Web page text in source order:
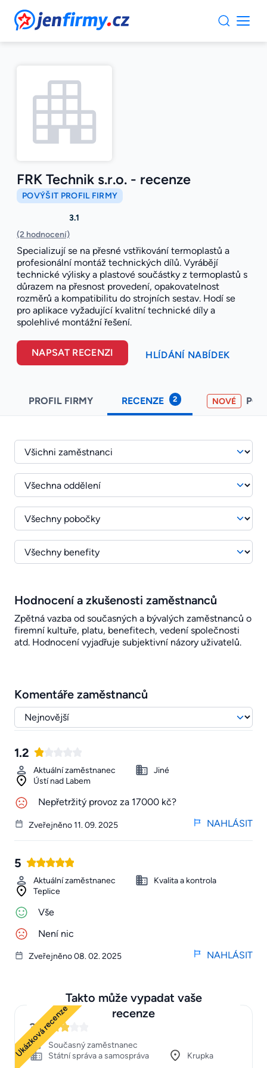
JenFirmy.cz
FRK Technik s.r.o. - recenze
POVÝŠIT PROFIL FIRMY
3.1
(2 hodnocení)
Specializují se na přesné vstřikování termoplastů a
profesionální montáž technických dílů. Vyrábějí
technické výlisky a plastové součástky z termoplastů s
důrazem na přesnost provedení, opakovatelnost
rozměrů a kompatibilitu do strojních sestav. Hodí se
pro aplikace vyžadující kvalitní technické díly a
spolehlivé montážní řešení.
NAPSAT RECENZI HLÍDÁNÍ NABÍDEK
PROFIL FIRMY RECENZE 2 NOVÉ
Hodnocení a zkušenosti zaměstnanců
Zpětná vazba od současných a bývalých zaměstnanců o
firemní kultuře, platu, benefitech, vedení společnosti
atd. Hodnocení vyjadřuje subjektivní názory uživatelů.
Komentáře zaměstnanců
1.2
Aktuální zaměstnanec
Jiné
Ústí nad Labem
Nepřetržitý provoz za 17000 kč?
Zveřejněno 11. 09. 2025 NAHLÁSIT
5
Aktuální zaměstnanec
Kvalita a kontrola
Teplice
Vše
Není nic
Zveřejněno 08. 02. 2025 NAHLÁSIT
Takto může vypadat vaše
recenze
Ukázková recenze
3
Současný zaměstnanec
Státní správa a samospráva
Krupka